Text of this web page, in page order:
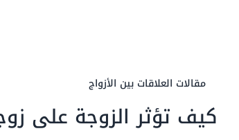
مقالات العلاقات بين الأزواج
كيف تؤثر الزوجة على